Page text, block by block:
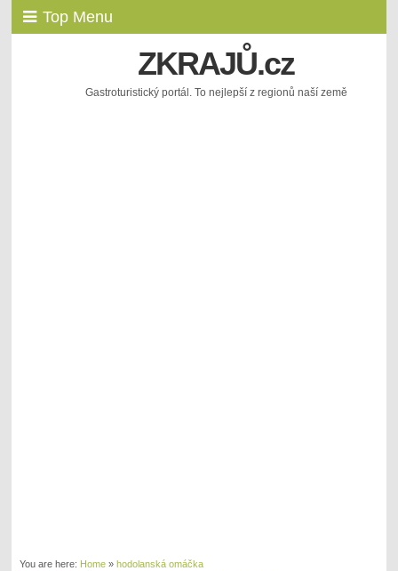
Top Menu
ZKRAJŮ.cz
Gastroturistický portál. To nejlepší z regionů naší země
You are here: Home» hodolanská omáčka